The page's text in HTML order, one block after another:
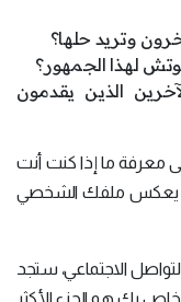
وتريد حلها؟
لهذا الجمهور؟
الذين يقدمون
معرفة ما إذا كنت أنت
يعكس ملفك الشخصي
الاجتماعي، ستجد
بك هو الجزء الأكثر